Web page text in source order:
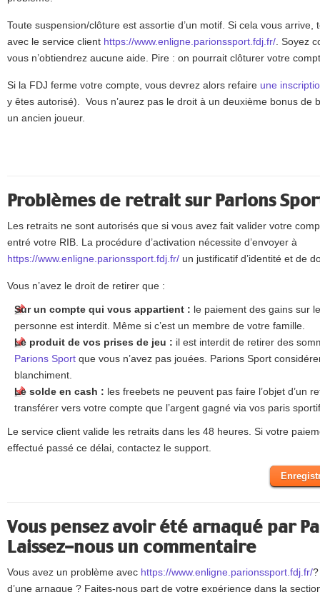
Toute suspension/clôture est assortie d’un motif. Si cela vous arrive,
avec le service client https://www.enligne.parionssport.fdj.fr/ . Soyez
vous n’obtiendrez aucune aide. Pire : on pourrait clôturer votre
Si la FDJ ferme votre compte, vous devrez alors refaire une
y êtes autorisé). Vous n’aurez pas le droit à un deuxième bonus de
un ancien joueur.
Problèmes de retrait sur Parions
Les retraits ne sont autorisés que si vous avez fait valider votre
entré votre RIB. La procédure d’activation nécessite d’envoyer à
https://www.enligne.parionssport.fdj.fr/ un justificatif d’identité et de
Vous n’avez le droit de retirer que :
Sur un compte qui vous appartient : le paiement des gains sur
personne est interdit. Même si c’est un membre de votre famille.
Le produit de vos prises de jeu : il est interdit de retirer des
Parions Sport que vous n’avez pas jouées. Parions Sport
blanchiment.
Le solde en cash : les freebets ne peuvent pas faire l’objet d’un
transférer vers votre compte que l’argent gagné via vos paris
Le service client valide les retraits dans les 48 heures. Si votre
effectué passé ce délai, contactez le support.
Vous pensez avoir été arnaqué par
Laissez-nous un commentaire
Vous avez un problème avec https://www.enligne.parionssport.fdj.fr/
d’une arnaque ? Faites-nous part de votre expérience dans la